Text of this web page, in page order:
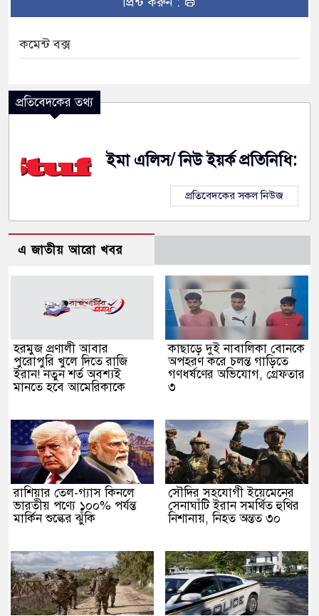
কমেন্ট বক্স
প্রতিবেদকের তথ্য
ইমা এলিস/ নিউ ইয়র্ক প্রতিনিধি:
প্রতিবেদকের সকল নিউজ
এ জাতীয় আরো খবর
হরমুজ প্রণালী আবার
পুরোপুরি খুলে দিতে রাজি
ইরান! নতুন শর্ত অবশ্যই
মানতে হবে আমেরিকাকে
কাছাড়ে দুই নাবালিকা বোনকে
অপহরণ করে চলন্ত গাড়িতে
গণধর্ষণের অভিযোগ, গ্রেফতার
৩
রাশিয়ার তেল-গ্যাস কিনলে
ভারতীয় পণ্যে ১০০% পর্যন্ত
মার্কিন শুল্কের ঝুঁকি
সৌদির সহযোগী ইয়েমেনের
সেনাঘাঁটি ইরান সমর্থিত হুথির
নিশানায়, নিহত অন্তত ৩০